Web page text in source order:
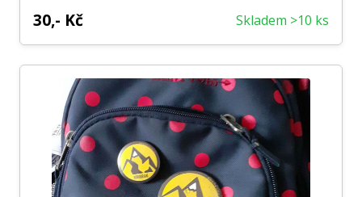
30,- Kč Skladem >10 ks